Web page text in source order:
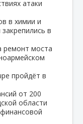
атаки
в химии и
в
ремонт моста
пройдёт в
от 200
области